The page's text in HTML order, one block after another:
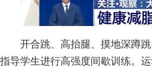
开合跳、高抬腿、摸地深蹲跳
指导学生进行高强度间歇训练。